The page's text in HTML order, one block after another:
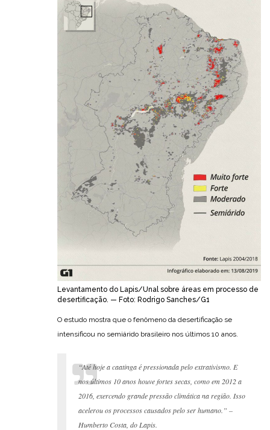
Levantamento do Lapis/Unal sobre áreas em processo de
desertificação. — Foto: Rodrigo Sanches/G1
O estudo mostra que o fenômeno da desertificação se
intensificou no semiárido brasileiro nos últimos 10 anos.
“Até hoje a caatinga é pressionada pelo extrativismo. E
nos últimos 10 anos houve fortes secas, como em 2012 a
2016, exercendo grande pressão climática na região. Isso
acelerou os processos causados pelo ser humano.” –
Humberto Costa, do Lapis.